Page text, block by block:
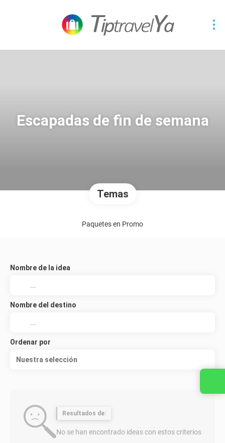
Escapadas de fin de semana
Temas
Paquetes en Promo
Nombre de la idea
Nombre del destino
Ordenar por
Nuestra selección
Resultados de:
No se han encontrado ideas con estos criterios